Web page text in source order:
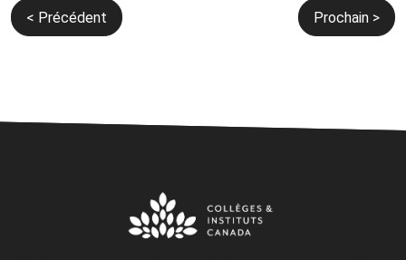
Navigation
< Précédent Prochain >